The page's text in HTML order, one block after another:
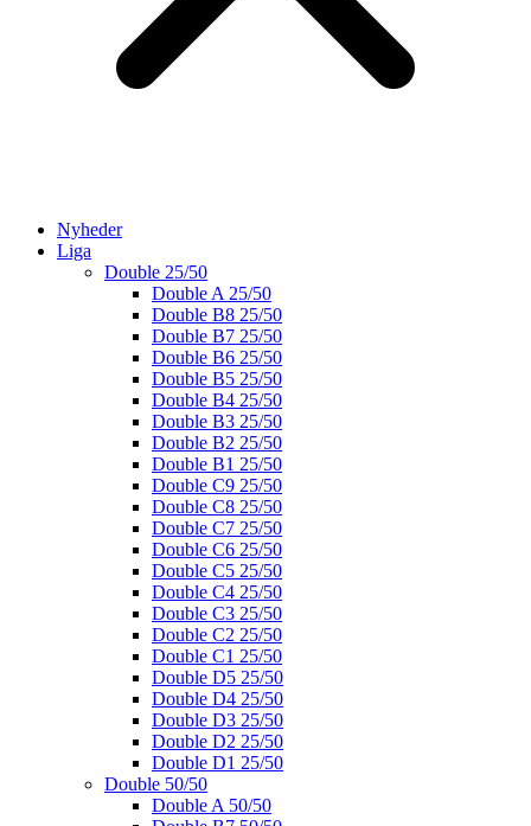
Nyheder
Liga
Double 25/50
Double A 25/50
Double B8 25/50
Double B7 25/50
Double B6 25/50
Double B5 25/50
Double B4 25/50
Double B3 25/50
Double B2 25/50
Double B1 25/50
Double C9 25/50
Double C8 25/50
Double C7 25/50
Double C6 25/50
Double C5 25/50
Double C4 25/50
Double C3 25/50
Double C2 25/50
Double C1 25/50
Double D5 25/50
Double D4 25/50
Double D3 25/50
Double D2 25/50
Double D1 25/50
Double 50/50
Double A 50/50